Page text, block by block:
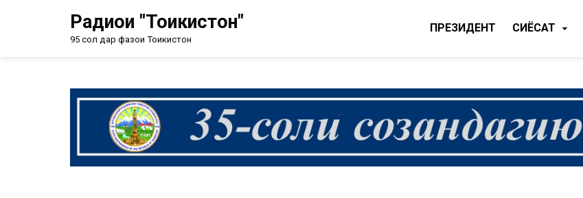
Радиои "Тоҷикистон"
95 сол дар фазои Тоҷикистон
ПРЕЗИДЕНТ CИЁСАТ